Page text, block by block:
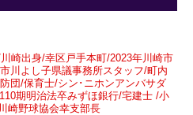
崎出身/幸区戸手本町/2023年川崎市
川よし子県議事務所スタッフ/町内
団/保育士/シン･ニホンアンバサダ
期明治法卒みずほ銀行/宅建士 /小
崎野球協会幸支部長